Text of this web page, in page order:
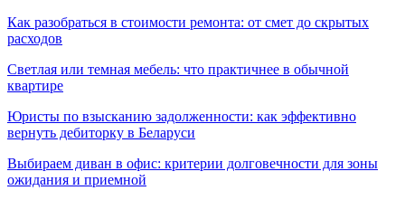
Как разобраться в стоимости ремонта: от смет до скрытых
расходов
Светлая или темная мебель: что практичнее в обычной
квартире
Юристы по взысканию задолженности: как эффективно
вернуть дебиторку в Беларуси
Выбираем диван в офис: критерии долговечности для зоны
ожидания и приемной